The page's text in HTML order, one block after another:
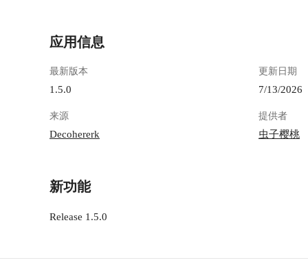
应用信息
最新版本
1.5.0
更新日期
7/13/2026
来源
Decohererk
提供者
虫子樱桃
新功能
Release 1.5.0